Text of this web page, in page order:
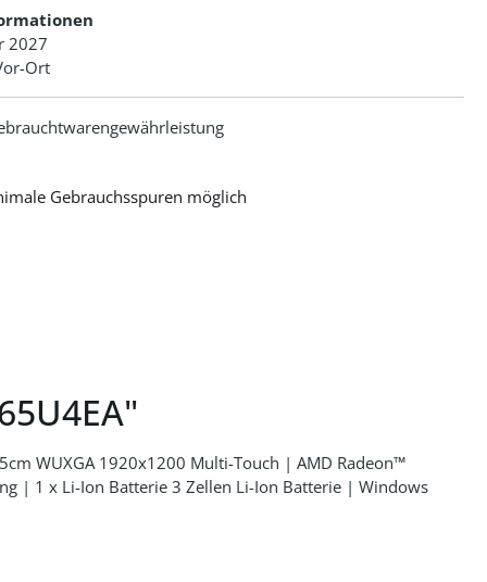
2027
Ort
Gebrauchsspuren möglich
WUXGA 1920x1200 Multi-Touch | AMD Radeon™
| 1 x Li-Ion Batterie 3 Zellen Li-Ion Batterie | Windows